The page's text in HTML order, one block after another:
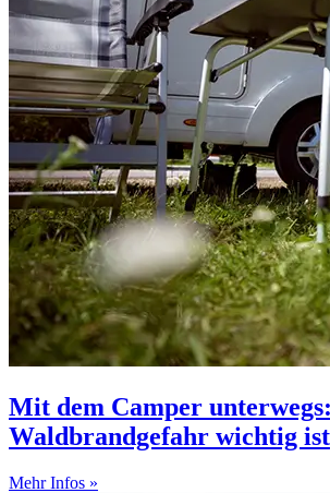
Mit dem Camper
Waldbrandgefahr wichtig ist
Mehr Infos »